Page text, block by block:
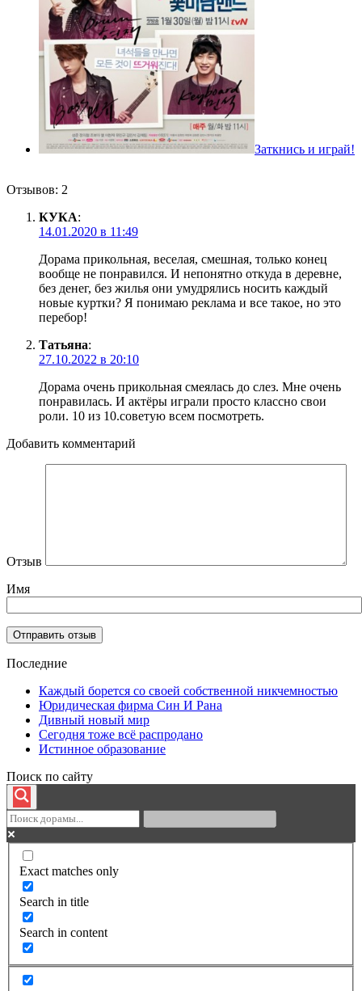
Заткнись и играй!
Отзывов: 2
КУКА:
14.01.2020 в 11:49
Дорама прикольная, веселая, смешная, только конец
вообще не понравился. И непонятно откуда в деревне,
без денег, без жилья они умудрялись носить каждый
новые куртки? Я понимаю реклама и все такое, но это
перебор!
Татьяна:
27.10.2022 в 20:10
Дорама очень прикольная смеялась до слез. Мне очень
понравилась. И актёры играли просто классно свои
роли. 10 из 10.советую всем посмотреть.
Добавить комментарий
Отзыв
Имя
Последние
Каждый борется со своей собственной никчемностью
Юридическая фирма Син И Рана
Дивный новый мир
Сегодня тоже всё распродано
Истинное образование
Поиск по сайту
Exact matches only
Search in title
Search in content